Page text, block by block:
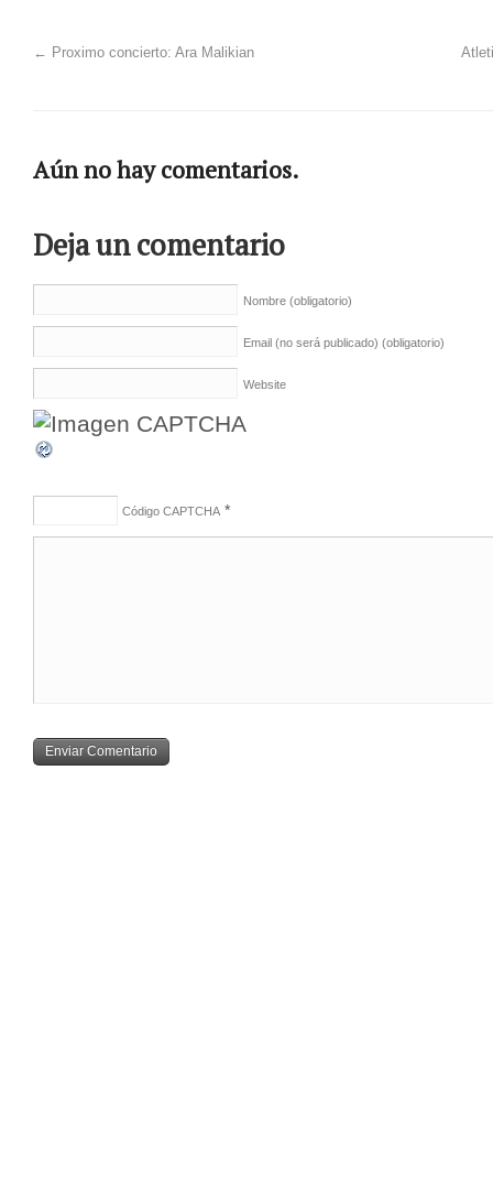
← Proximo concierto: Ara Malikian
Aún no hay comentarios.
Deja un comentario
Nombre (obligatorio)
Email (no será publicado) (obligatorio)
Website
Código CAPTCHA *